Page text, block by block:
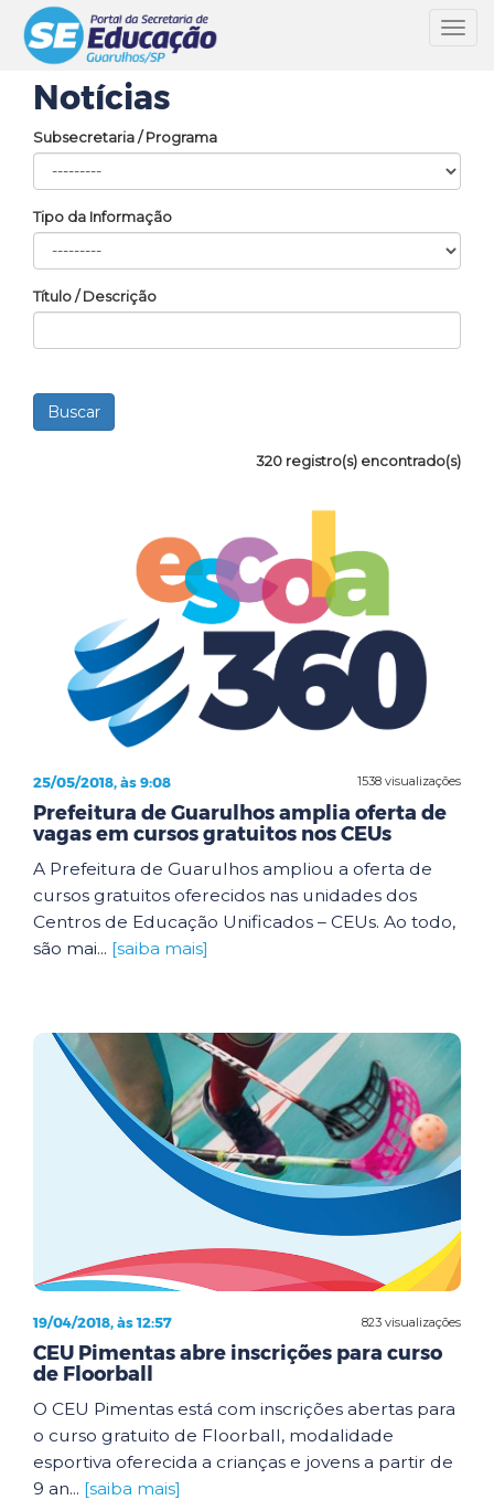
Notícias
Subsecretaria / Programa
Tipo da Informação
Título / Descrição
320 registro(s) encontrado(s)
1538 visualizações
25/05/2018, às 9:08
Prefeitura de Guarulhos amplia oferta de
vagas em cursos gratuitos nos CEUs
A Prefeitura de Guarulhos ampliou a oferta de
cursos gratuitos oferecidos nas unidades dos
Centros de Educação Unificados – CEUs. Ao todo,
são mai... [saiba mais]
823 visualizações
19/04/2018, às 12:57
CEU Pimentas abre inscrições para curso
de Floorball
O CEU Pimentas está com inscrições abertas para
o curso gratuito de Floorball, modalidade
esportiva oferecida a crianças e jovens a partir de
9 an... [saiba mais]